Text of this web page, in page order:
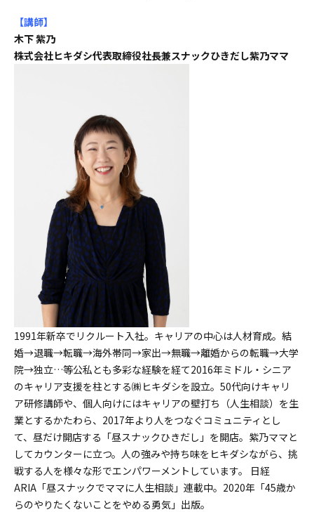
【講師】
木下 紫乃
株式会社ヒキダシ代表取締役社長兼スナックひきだし紫乃ママ
1991年新卒でリクルート入社。キャリアの中心は人材育成。結
婚→退職→転職→海外帯同→家出→無職→離婚からの転職→大学
院→独立…等公私とも多彩な経験を経て2016年ミドル・シニア
のキャリア支援を柱とする㈱ヒキダシを設立。50代向けキャリ
ア研修講師や、個人向けにはキャリアの壁打ち（人生相談）を生
業とするかたわら、2017年より人をつなぐコミュニティとし
て、昼だけ開店する「昼スナックひきだし」を開店。紫乃ママと
してカウンターに立つ。人の強みや持ち味をヒキダシながら、挑
戦する人を様々な形でエンパワーメントしています。 日経
ARIA「昼スナックでママに人生相談」連載中。2020年「45歳か
らのやりたくないことをやめる勇気」出版。